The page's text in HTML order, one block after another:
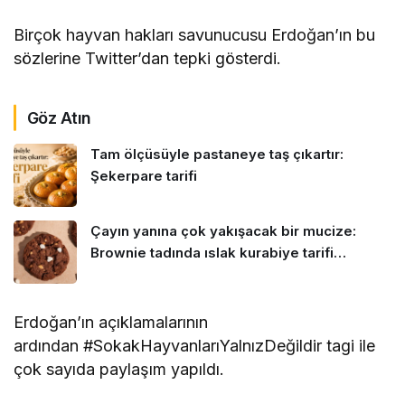
Birçok hayvan hakları savunucusu Erdoğan’ın bu
sözlerine Twitter’dan tepki gösterdi.
Göz Atın
Tam ölçüsüyle pastaneye taş çıkartır:
Şekerpare tarifi
Çayın yanına çok yakışacak bir mucize:
Brownie tadında ıslak kurabiye tarifi…
Erdoğan’ın açıklamalarının
ardından #SokakHayvanlarıYalnızDeğildir tagi ile
çok sayıda paylaşım yapıldı.